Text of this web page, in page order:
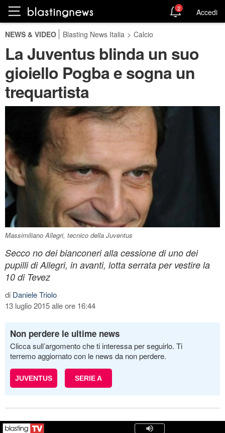
2 Accedi
NEWS & VIDEO Blasting News Italia > Calcio
La Juventus blinda un suo
gioiello Pogba e sogna un
trequartista
Massimiliano Allegri, tecnico della Juventus
Secco no dei bianconeri alla cessione di uno dei
pupilli di Allegri, in avanti, lotta serrata per vestire la
10 di Tevez
di Daniele Triolo
13 luglio 2015 alle ore 16:44
Non perdere le ultime news
Clicca sull’argomento che ti interessa per seguirlo. Ti
terremo aggiornato con le news da non perdere.
JUVENTUS SERIE A